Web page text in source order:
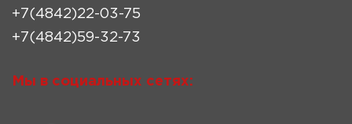
+7(4842)22-03-75
+7(4842)59-32-73
Мы в социальных сетях: